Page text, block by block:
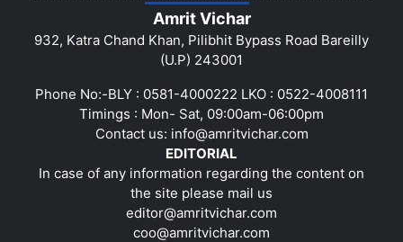
Amrit Vichar
932, Katra Chand Khan, Pilibhit Bypass Road Bareilly
(U.P) 243001
Phone No:-BLY : 0581-4000222 LKO : 0522-4008111
Timings : Mon- Sat, 09:00am-06:00pm
Contact us: info@amritvichar.com
EDITORIAL
In case of any information regarding the content on
the site please mail us
editor@amritvichar.com
coo@amritvichar.com